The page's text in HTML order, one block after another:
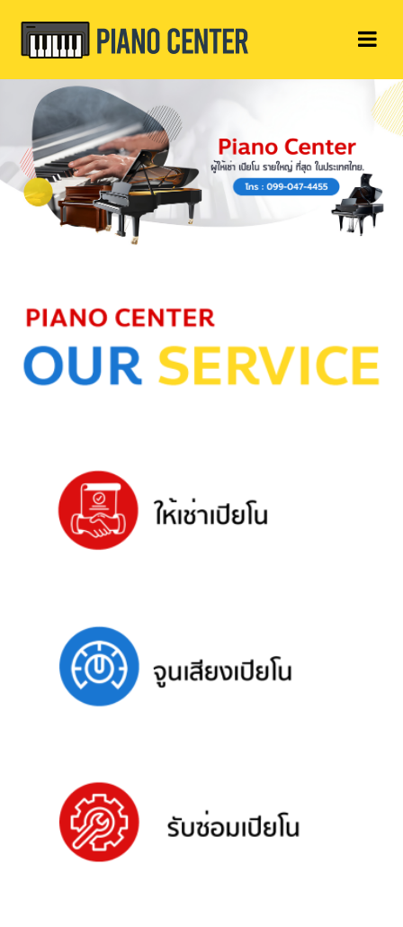
Previous Next